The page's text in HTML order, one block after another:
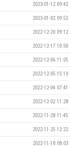
2023-01-12 09:42
2023-01-02 09:52
2022-12-20 09:12
2022-12-17 10:50
2022-12-06 11:05
2022-12-05 15:10
2022-12-04 07:41
2022-12-02 11:28
2022-11-28 11:45
2022-11-25 12:22
2022-11-18 08:03